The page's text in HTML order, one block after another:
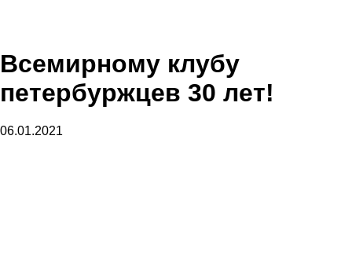
Всемирному клубу
петербуржцев 30 лет!
06.01.2021